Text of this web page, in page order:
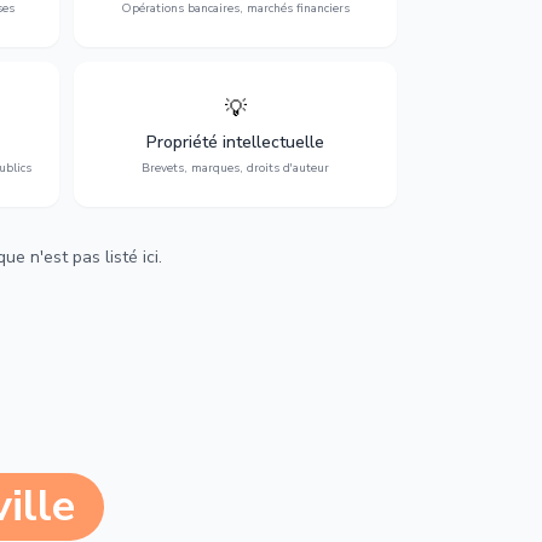
Opérations bancaires, marchés financiers
💡
Propriété intellectuelle
Brevets, marques, droits d'auteur
Protection de vos créations : brevets,
marques, droits d'auteur et lutte contre la
contrefaçon.
n'est pas listé ici.